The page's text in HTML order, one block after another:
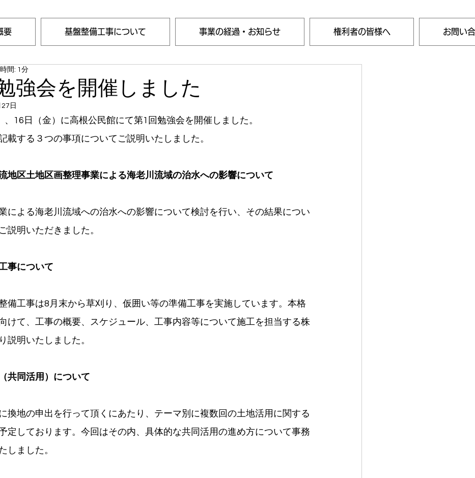
要 基盤整備工事について 事業の経過・お知らせ 権利者の皆様へ お問い
強会を開催しました
間: 1分
日
16日（金）に高根公民館にて第1回勉強会を開催しました。
載する３つの事項についてご説明いたしました。
地区土地区画整理事業による海老川流域の治水への影響について
による海老川流域への治水への影響について検討を行い、その結果につい
説明いただきました。
事について
備工事は8月末から草刈り、仮囲い等の準備工事を実施しています。本格
けて、工事の概要、スケジュール、工事内容等について施工を担当する株
説明いたしました。
共同活用）について
換地の申出を行って頂くにあたり、テーマ別に複数回の土地活用に関する
定しております。今回はその内、具体的な共同活用の進め方について事務
しました。